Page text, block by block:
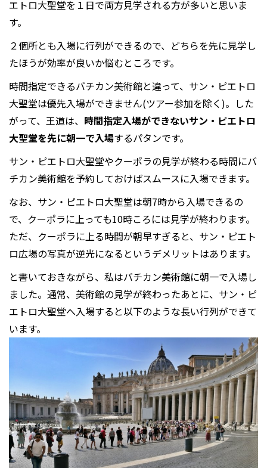
エトロ大聖堂を１日で両方見学される方が多いと思いま
す。
２個所とも入場に行列ができるので、どちらを先に見学し
たほうが効率が良いか悩むところです。
時間指定できるバチカン美術館と違って、サン・ピエトロ
大聖堂は優先入場ができません(ツアー参加を除く)。した
がって、王道は、 時間指定入場ができないサン・ピエトロ
大聖堂を先に朝一で入場するパタンです。
サン・ピエトロ大聖堂やクーポラの見学が終わる時間にバ
チカン美術館を予約しておけばスムースに入場できます。
なお、サン・ピエトロ大聖堂は朝7時から入場できるの
で、クーポラに上っても10時ころには見学が終わります。
ただ、クーポラに上る時間が朝早すぎると、サン・ピエト
ロ広場の写真が逆光になるというデメリットはあります。
と書いておきながら、私はバチカン美術館に朝一で入場し
ました。通常、美術館の見学が終わったあとに、サン・ピ
エトロ大聖堂へ入場すると以下のような長い行列ができて
います。